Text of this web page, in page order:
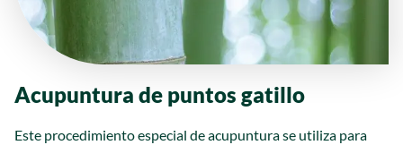
Acupuntura de puntos gatillo
Este procedimiento especial de acupuntura se utiliza para